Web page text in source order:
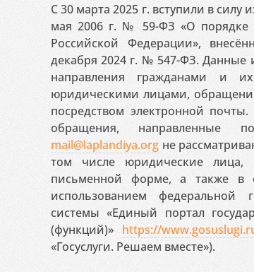
С 30 марта 2025 г. вступили в
мая 2006 г. № 59-ФЗ «О порядке
Российской Федерации»,
декабря 2024 г. № 547-ФЗ. Данные
направления гражданами и
юридическими лицами,
посредством электронной
обращения, направленные
mail@laplandiya.org не
том числе юридические лица,
письменной форме, а также в
использованием федеральной
системы «Единый портал
(функций)» https://
«Госуслуги. Решаем вместе»).